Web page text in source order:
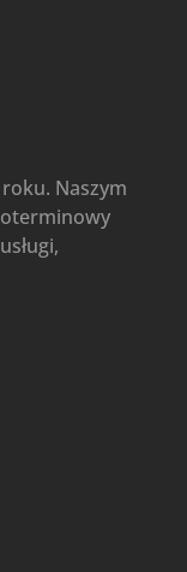
Naszym